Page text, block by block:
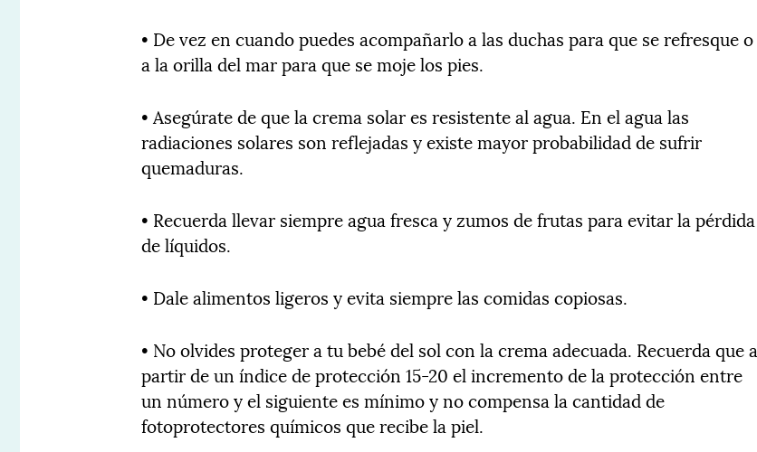
• De vez en cuando puedes acompañarlo a las duchas para que se refresque o
a la orilla del mar para que se moje los pies.
• Asegúrate de que la crema solar es resistente al agua. En el agua las
radiaciones solares son reflejadas y existe mayor probabilidad de sufrir
quemaduras.
• Recuerda llevar siempre agua fresca y zumos de frutas para evitar la pérdida
de líquidos.
• Dale alimentos ligeros y evita siempre las comidas copiosas.
• No olvides proteger a tu bebé del sol con la crema adecuada. Recuerda que a
partir de un índice de protección 15-20 el incremento de la protección entre
un número y el siguiente es mínimo y no compensa la cantidad de
fotoprotectores químicos que recibe la piel.